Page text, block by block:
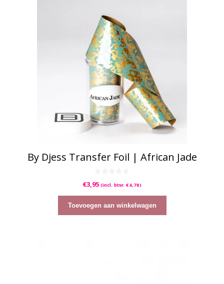
By Djess Transfer Foil | African Jade
v
5
€3,95 (incl. btw: €4,78)
Toevoegen aan winkelwagen